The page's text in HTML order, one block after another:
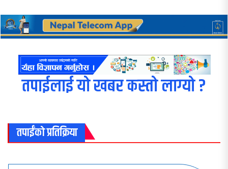
तपाईलाई यो खबर कस्तो लाग्यो ?
तपाईंको प्रतिक्रिया